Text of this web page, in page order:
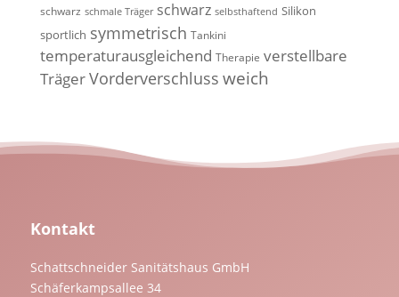
schwarz schmale Träger schwarz selbsthaftend Silikon
sportlich symmetrisch Tankini
temperaturausgleichend Therapie verstellbare
TrägerVorderverschluss weich
Kontakt
Schattschneider Sanitätshaus GmbH
Schäferkampsallee 34